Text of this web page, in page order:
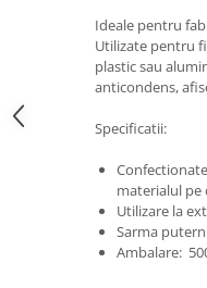
Preducele Rapid
Capse, Pini si Cuie
Capse Rapid
Cuie Rapid
Ciocane de capsat
folie anticondens
Scule si unelte VDE
Scule unelte lucru la
Surubelnite
Surubelnite pentru
Surubelnite VDE KNIPEX
Surubelnite Inox
Surubelnite Electricieni
Ideale pentru
Utilizate pentru
plastic sau
anticondens,
Specificatii:
materialul pe
Utilizare la
Sarma
Ambalare: